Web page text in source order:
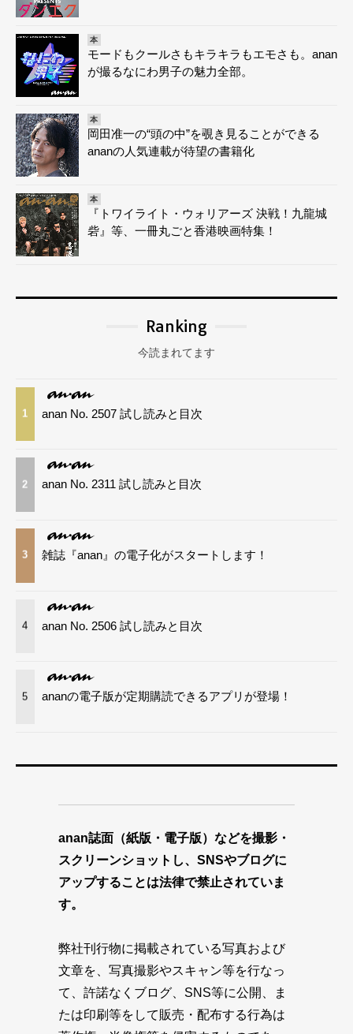
本
モードもクールさもキラキラもエモさも。anan
が撮るなにわ男子の魅力全部。
本
岡田准一の“頭の中”を覗き見ることができる
ananの人気連載が待望の書籍化
本
『トワイライト・ウォリアーズ 決戦！九龍城
砦』等、一冊丸ごと香港映画特集！
Ranking
今読まれてます
1 anan No. 2507 試し読みと目次
2 anan No. 2311 試し読みと目次
3 雑誌『anan』の電子化がスタートします！
4 anan No. 2506 試し読みと目次
5 ananの電子版が定期購読できるアプリが登場！
anan誌面（紙版・電子版）などを撮影・
スクリーンショットし、SNSやブログに
アップすることは法律で禁止されていま
す。
弊社刊行物に掲載されている写真および
文章を、写真撮影やスキャン等を行なっ
て、許諾なくブログ、SNS等に公開、ま
たは印刷等をして販売・配布する行為は